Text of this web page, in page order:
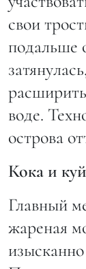
свои
подальше
воде.
острова
Кока и куй
Главный
жареная